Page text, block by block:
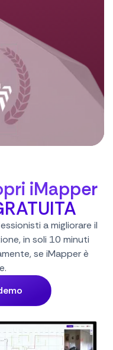
iMapper
a migliorare il
in soli 10 minuti
se iMapper è